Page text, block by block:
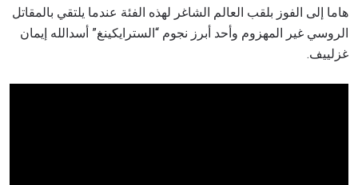
هاما إلى الفوز بلقب العالم الشاغر لهذه الفئة عندما يلتقي بالمقاتل
الروسي غير المهزوم وأحد أبرز نجوم “السترايكينغ” أسدالله إيمان
غزلييف.